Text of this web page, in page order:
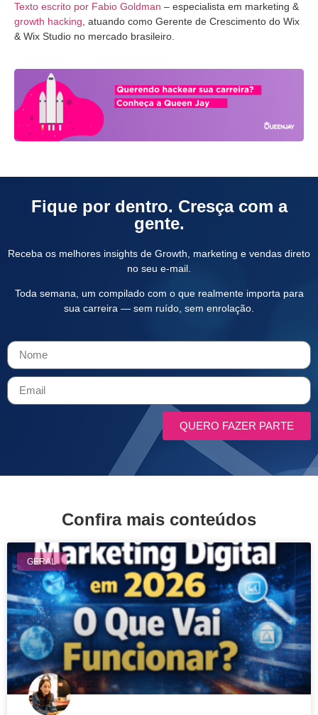
Texto escrito por Fabio Goldman – especialista em marketing &
growth hacking, atuando como Gerente de Crescimento do Wix
& Wix Studio no mercado brasileiro.
Fique por dentro. Cresça com a
gente.
Receba os melhores insights de Growth, marketing e vendas direto
no seu e-mail.
Toda semana, um compilado com o que realmente importa para
sua carreira — sem ruído, sem enrolação.
QUERO FAZER PARTE
Confira mais conteúdos
GERAL